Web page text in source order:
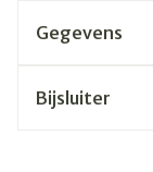
Gegevens
Bijsluiter